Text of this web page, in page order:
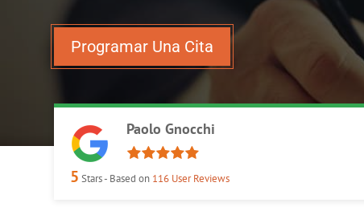
Programar Una Cita
Paolo Gnocchi
5 Stars - Based on 116 User Reviews